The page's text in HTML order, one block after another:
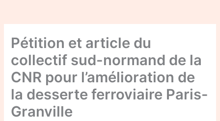
Pétition et article du
collectif sud-normand de la
CNR pour l’amélioration de
la desserte ferroviaire Paris-
Granville